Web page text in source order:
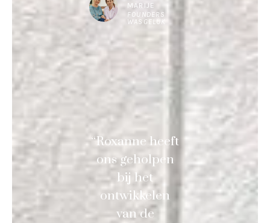
MARIJE
FOUNDERS
WASGELUK
“Roxanne heeft
ons geholpen
bij het
ontwikkelen
van de